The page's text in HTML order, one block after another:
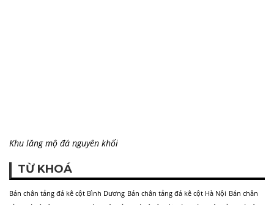
Khu lăng mộ đá nguyên khối
TỪ KHOÁ
Bán chân tảng đá kê cột Bình Dương Bán chân tảng đá kê cột Hà Nội Bán chân